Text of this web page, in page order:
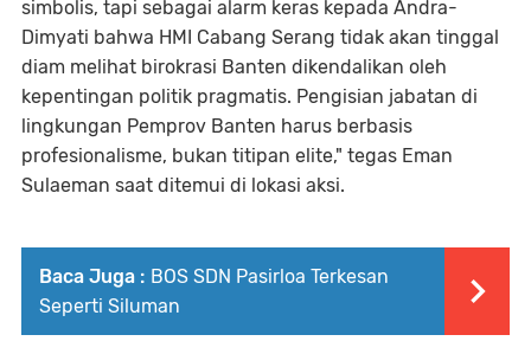
simbolis, tapi sebagai alarm keras kepada Andra-
Dimyati bahwa HMI Cabang Serang tidak akan tinggal
diam melihat birokrasi Banten dikendalikan oleh
kepentingan politik pragmatis. Pengisian jabatan di
lingkungan Pemprov Banten harus berbasis
profesionalisme, bukan titipan elite," tegas Eman
Sulaeman saat ditemui di lokasi aksi.
Baca Juga : BOS SDN Pasirloa Terkesan
Seperti Siluman